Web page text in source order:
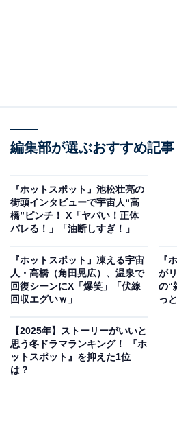
編集部が選ぶおすすめ記事
『ホットスポット』池松壮亮の
街頭インタビューで宇宙人“高
橋”ピンチ！ X「ヤバい！正体
バレる！」「油断しすぎ！」
『ホットスポット』凍える宇宙
人・高橋（角田晃広）、温泉で
回復シーンにX「爆笑」「伏線
回収エグいｗ」
『
が
の“
っ
【2025年】ストーリーがいいと
思う冬ドラマランキング！ 『ホ
ットスポット』を抑えた1位
は？